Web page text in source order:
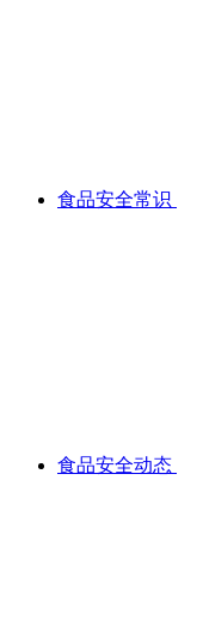
食品安全常识
食品安全动态